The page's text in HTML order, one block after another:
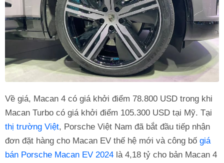
Về giá, Macan 4 có giá khởi điểm 78.800 USD trong khi
Macan Turbo có giá khởi điểm 105.300 USD tại Mỹ. Tại
thị trường Việt, Porsche Việt Nam đã bắt đầu tiếp nhận
đơn đặt hàng cho Macan EV thế hệ mới và công bố giá
bán Porsche Macan EV 2024 là 4,18 tỷ cho bản Macan 4